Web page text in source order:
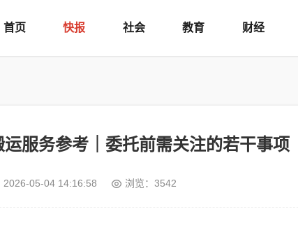
首页 快报 社会 教育 财经
服务参考｜委托前需关注的若干事项
2026-05-04 14:16:58 浏览：3542